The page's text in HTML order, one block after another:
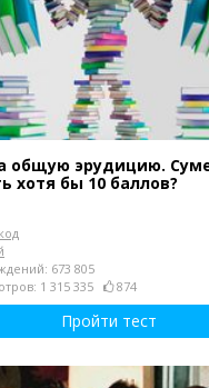
общую эрудицию.
хотя бы 10 баллов?
673 805
1 315 335
874
Пройти тест